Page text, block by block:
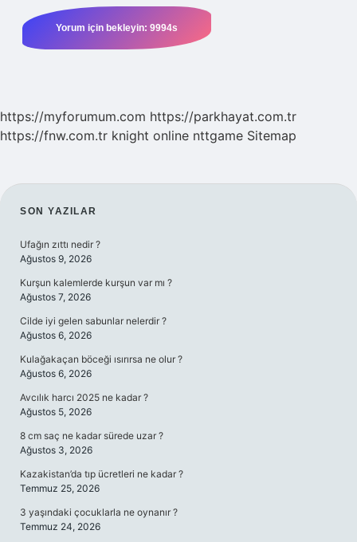
https://myforumum.com https://parkhayat.com.tr
https://fnw.com.tr knight online nttgame Sitemap
SIDEBAR
SON YAZILAR
Ufağın zıttı nedir ?
Ağustos 9, 2026
Kurşun kalemlerde kurşun var mı ?
Ağustos 7, 2026
Cilde iyi gelen sabunlar nelerdir ?
Ağustos 6, 2026
Kulağakaçan böceği ısırırsa ne olur ?
Ağustos 6, 2026
Avcılık harcı 2025 ne kadar ?
Ağustos 5, 2026
8 cm saç ne kadar sürede uzar ?
Ağustos 3, 2026
Kazakistan’da tıp ücretleri ne kadar ?
Temmuz 25, 2026
3 yaşındaki çocuklarla ne oynanır ?
Temmuz 24, 2026